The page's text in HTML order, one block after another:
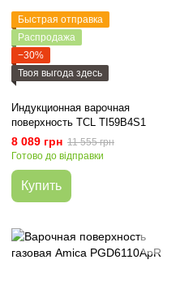
Быстрая отправка
Распродажа
−30%
Твоя выгода здесь
Индукционная варочная
поверхность TCL TI59B4S1
8 089 грн 11 555 грн
Готово до відправки
Купить